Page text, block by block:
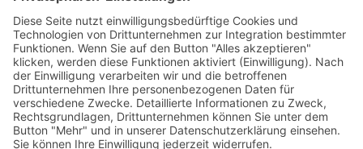
Versandpartner
Verfügbarkeiten
Zahlung und Versand
Datenschutz
Fernabsatz